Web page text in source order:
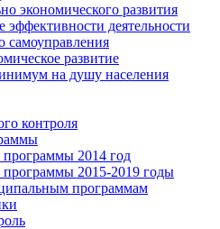
экономического развития
эффективности деятельности
самоуправления
развитие
на душу населения
контроля
2014 год
2015-2019 годы
программам